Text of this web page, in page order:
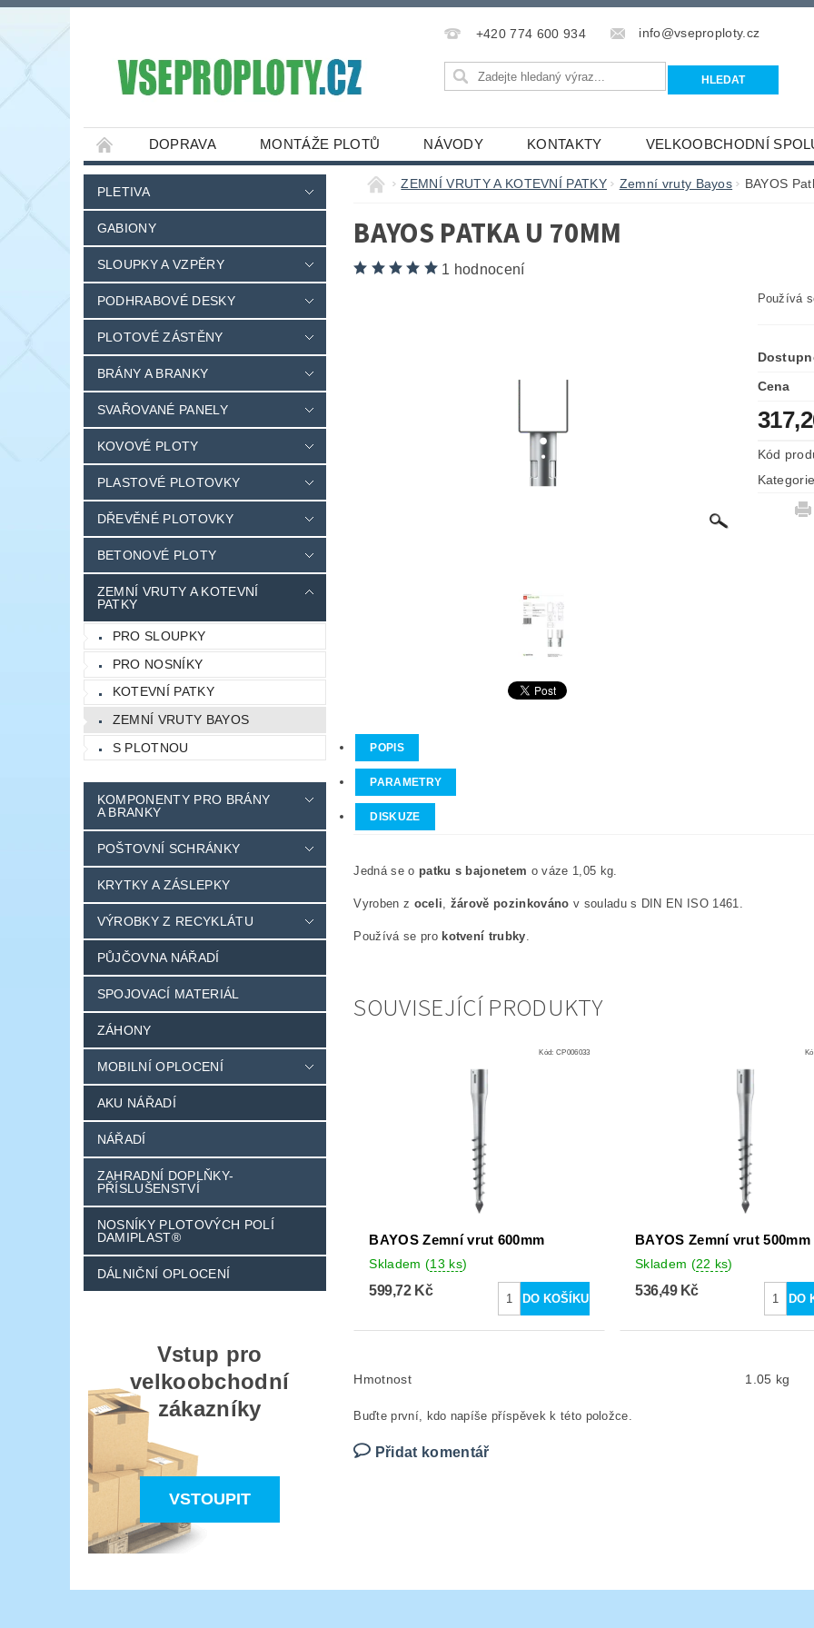
+420 774 600 934 info@vseproploty.cz
DOPRAVA MONTÁŽE PLOTŮ NÁVODY KONTAKTY VELKOOBCHODNÍ
PLETIVA
GABIONY
SLOUPKY A VZPĚRY
PODHRABOVÉ DESKY
PLOTOVÉ ZÁSTĚNY
BRÁNY A BRANKY
SVAŘOVANÉ PANELY
KOVOVÉ PLOTY
PLASTOVÉ PLOTOVKY
DŘEVĚNÉ PLOTOVKY
BETONOVÉ PLOTY
ZEMNÍ VRUTY A KOTEVNÍ
PATKY
PRO SLOUPKY
PRO NOSNÍKY
KOTEVNÍ PATKY
ZEMNÍ VRUTY BAYOS
S PLOTNOU
KOMPONENTY PRO BRÁNY
A BRANKY
POŠTOVNÍ SCHRÁNKY
KRYTKY A ZÁSLEPKY
VÝROBKY Z RECYKLÁTU
PŮJČOVNA NÁŘADÍ
SPOJOVACÍ MATERIÁL
ZÁHONY
MOBILNÍ OPLOCENÍ
AKU NÁŘADÍ
NÁŘADÍ
ZAHRADNÍ DOPLŇKY-
PŘÍSLUŠENSTVÍ
NOSNÍKY PLOTOVÝCH POLÍ
DAMIPLAST®
DÁLNIČNÍ OPLOCENÍ
Vstup pro
velkoobchodní
zákazníky
VSTOUPIT
ZEMNÍ VRUTY A KOTEVNÍ PATKY Zemní vruty Bayos BAYOS
BAYOS PATKA U 70MM
1 hodnocení
Používá
Cena
Kód
Kategorie
POPIS
PARAMETRY
DISKUZE
Jedná se o patku s bajonetem o váze 1,05 kg.
Vyroben z oceli, žárově pozinkováno v souladu s DIN EN ISO 1461.
Používá se pro kotvení trubky.
SOUVISEJÍCÍ PRODUKTY
Kód: CP006033
BAYOS Zemní vrut 600mm
Skladem (13 ks)
599,72 Kč
BAYOS Zemní vrut 500mm
Skladem (22 ks)
536,49 Kč
Hmotnost 1.05 kg
Buďte první, kdo napíše příspěvek k této položce.
Přidat komentář